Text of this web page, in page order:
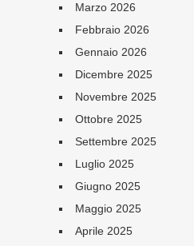
Marzo 2026
Febbraio 2026
Gennaio 2026
Dicembre 2025
Novembre 2025
Ottobre 2025
Settembre 2025
Luglio 2025
Giugno 2025
Maggio 2025
Aprile 2025